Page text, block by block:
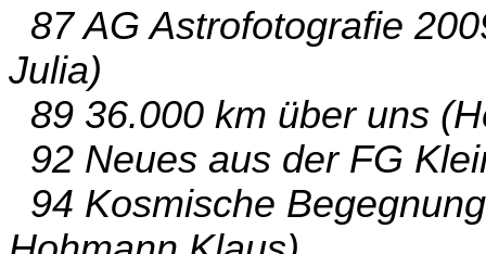
87 AG Astrofotografie
Julia)
89 36.000 km über uns
92 Neues aus der FG
94 Kosmische